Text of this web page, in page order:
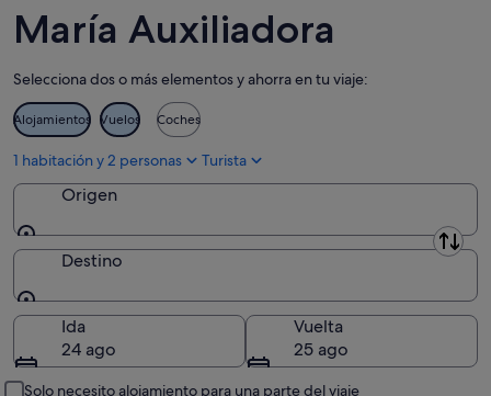
12
14
ago
16
ago
fin
de
21
ago
-
23
María Auxiliadora
Selecciona dos o más elementos y ahorra en tu viaje:
Alojamientos Vuelos Coches
1 habitación y 2 personas Turista
Origen
Origen
Destino
Destino
Ida
24 ago
Vuelta
25 ago
Solo necesito alojamiento para una parte del viaje